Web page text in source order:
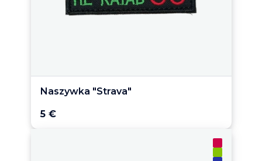
Naszywka "Strava"
5 €